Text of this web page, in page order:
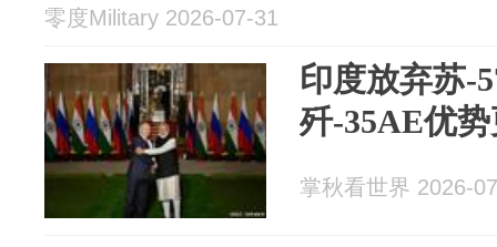
零度Military 2026-07-31
印度放弃苏-
歼-35AE优
掌秋看世界 2026-